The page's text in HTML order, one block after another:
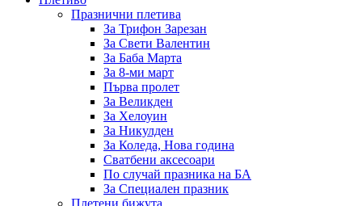
Празнични плетива
За Трифон Зарезан
За Свети Валентин
За Баба Марта
За 8-ми март
Първа пролет
За Великден
За Хелоуин
За Никулден
За Коледа, Нова година
Сватбени аксесоари
По случай празника на БА
За Специален празник
Плетени бижута